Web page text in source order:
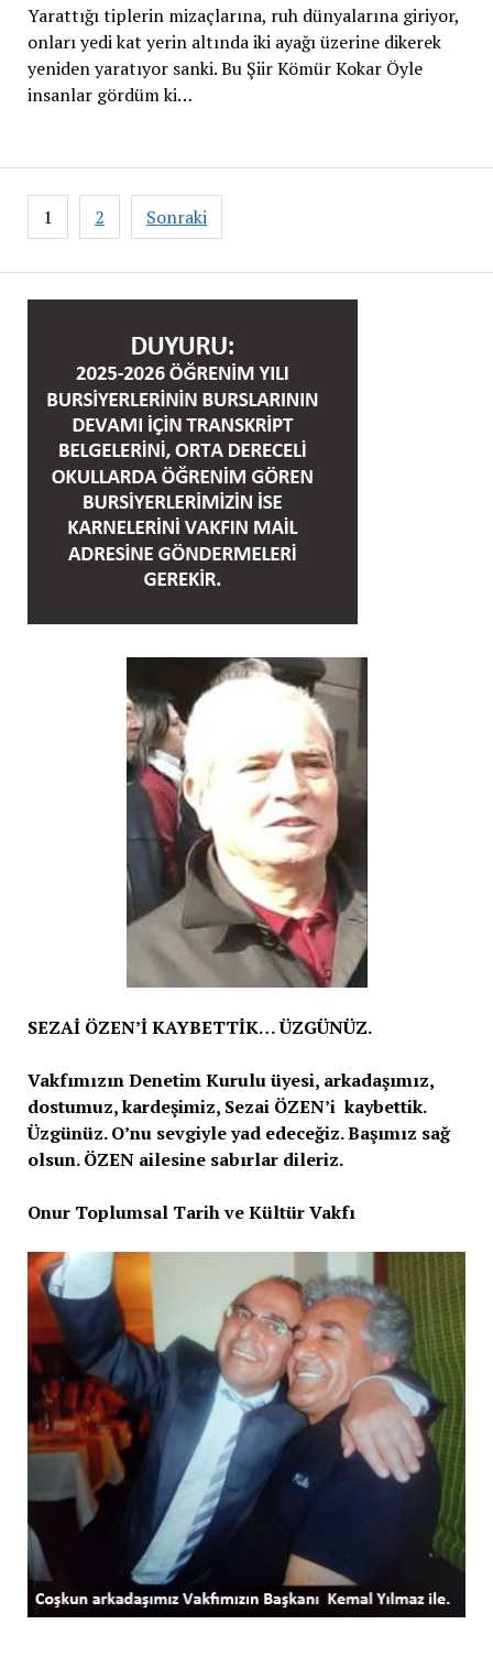
Yarattığı tiplerin mizaçlarına, ruh dünyalarına giriyor,
onları yedi kat yerin altında iki ayağı üzerine dikerek
yeniden yaratıyor sanki. Bu Şiir Kömür Kokar Öyle
insanlar gördüm ki…
Yazı
sayfalaması
1 2 Sonraki
SEZAİ ÖZEN’İ KAYBETTİK… ÜZGÜNÜZ.
Vakfımızın Denetim Kurulu üyesi, arkadaşımız,
dostumuz, kardeşimiz, Sezai ÖZEN’i kaybettik.
Üzgünüz. O’nu sevgiyle yad edeceğiz. Başımız sağ
olsun. ÖZEN ailesine sabırlar dileriz.
Onur Toplumsal Tarih ve Kültür Vakfı